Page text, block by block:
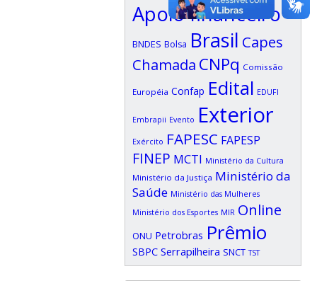
Apoio financeiro
BNDES Bolsa Brasil Capes
Chamada CNPq Comissão
Européia Confap Edital EDUFI
Embrapii Evento Exterior
Exército FAPESC FAPESP
FINEP MCTI Ministério da Cultura
Ministério da Justiça Ministério da
Saúde Ministério das Mulheres
Ministério dos Esportes MIR Online
ONU Petrobras Prêmio
SBPC Serrapilheira SNCT TST